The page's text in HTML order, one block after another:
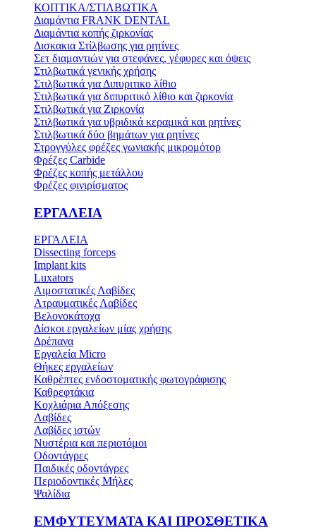
ΚΟΠΤΙΚΑ/ΣΤΙΛΒΩΤΙΚΑ
Διαμάντια FRANK DENTAL
Διαμάντια κοπής ζιρκονίας
Δισκακια Στίλβωσης για ρητίνες
Σετ διαμαντιών για στεφάνες, γέφυρες και όψεις
Στιλβωτικά γενικής χρήσης
Στιλβωτικά για Διπυριτικο λίθιο
Στιλβωτικά για διπυριτικό λίθιο και ζιρκονία
Στιλβωτικά για Ζιρκονία
Στιλβωτικά για υβριδικά κεραμικά και ρητίνες
Στιλβωτικά δύο βημάτων για ρητίνες
Στρογγύλες φρέζες γωνιακής μικρομότορ
Φρέζες Carbide
Φρέζες κοπής μετάλλου
Φρέζες φινιρίσματος
ΕΡΓΑΛΕΙΑ
ΕΡΓΑΛΕΙΑ
Dissecting forceps
Implant kits
Luxators
Αιμοστατικές Λαβίδες
Ατραυματικές Λαβίδες
Βελονοκάτοχα
Δίσκοι εργαλείων μίας χρήσης
Δρέπανα
Εργαλεία Micro
Θήκες εργαλείων
Καθρέπτες ενδοστοματικής φωτογράφισης
Καθρεφτάκια
Κοχλιάρια Απόξεσης
Λαβίδες
Λαβίδες ιστών
Νυστέρια και περιοτόμοι
Οδοντάγρες
Παιδικές οδοντάγρες
Περιοδοντικές Μήλες
Ψαλίδια
ΕΜΦΥΤΕΥΜΑΤΑ ΚΑΙ ΠΡΟΣΘΕΤΙΚΑ